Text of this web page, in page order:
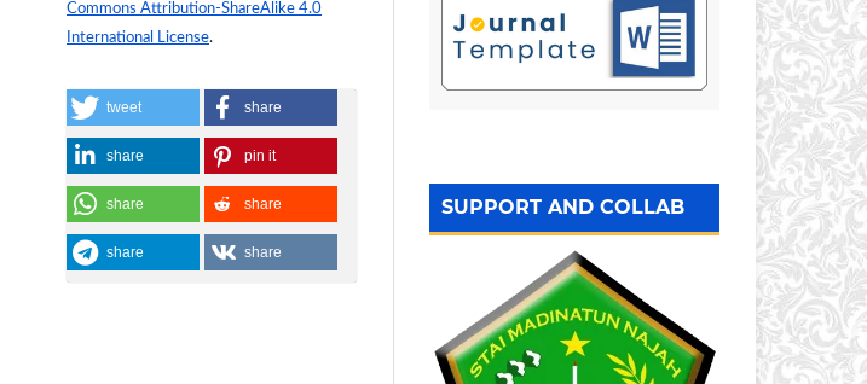
Commons Attribution-ShareAlike 4.0
International License.
tweet share
share pin it
share share
share share
SUPPORT AND COLLAB